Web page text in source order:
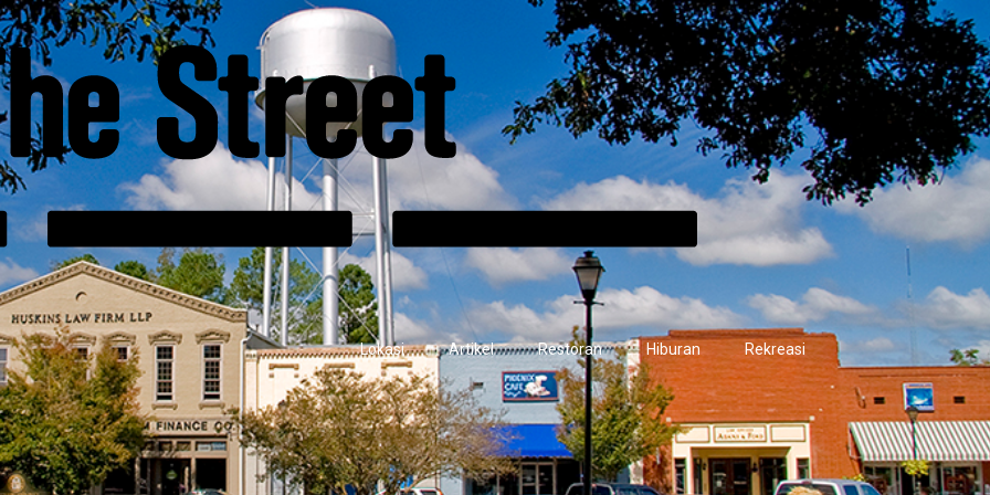
Lokasi Artikel Restoran Hiburan Rekreasi